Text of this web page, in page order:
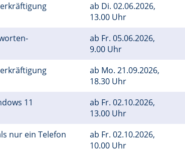
ab Di. 02.06.2026,
13.00 Uhr
ab Fr. 05.06.2026,
9.00 Uhr
ab Mo. 21.09.2026,
18.30 Uhr
11 ab Fr. 02.10.2026,
13.00 Uhr
nur ein Telefon ab Fr. 02.10.2026,
10.00 Uhr